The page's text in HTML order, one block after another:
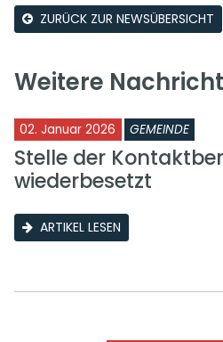
ZURÜCK ZUR NEWSÜBERSICHT
Weitere
02. Januar 2026 GEMEINDE
Stelle der
wiederbesetzt
ARTIKEL LESEN